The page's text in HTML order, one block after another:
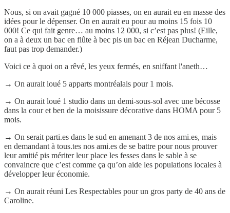
Nous, si on avait gagné 10 000 piasses, on en aurait eu en masse des
idées pour le dépenser. On en aurait eu pour au moins 15 fois 10
000! Ce qui fait genre… au moins 12 000, si c’est pas plus! (Eille,
on a à deux un bac en flûte à bec pis un bac en Réjean Ducharme,
faut pas trop demander.)
Voici ce à quoi on a rêvé, les yeux fermés, en sniffant l'aneth…
→ On aurait loué 5 apparts montréalais pour 1 mois.
→ On aurait loué 1 studio dans un demi-sous-sol avec une bécosse
dans la cour et ben de la moisissure décorative dans HOMA pour 5
mois.
→ On serait parti.es dans le sud en amenant 3 de nos ami.es, mais
en demandant à tous.tes nos ami.es de se battre pour nous prouver
leur amitié pis mériter leur place les fesses dans le sable à se
convaincre que c’est comme ça qu’on aide les populations locales à
développer leur économie.
→ On aurait réuni Les Respectables pour un gros party de 40 ans de
Caroline.